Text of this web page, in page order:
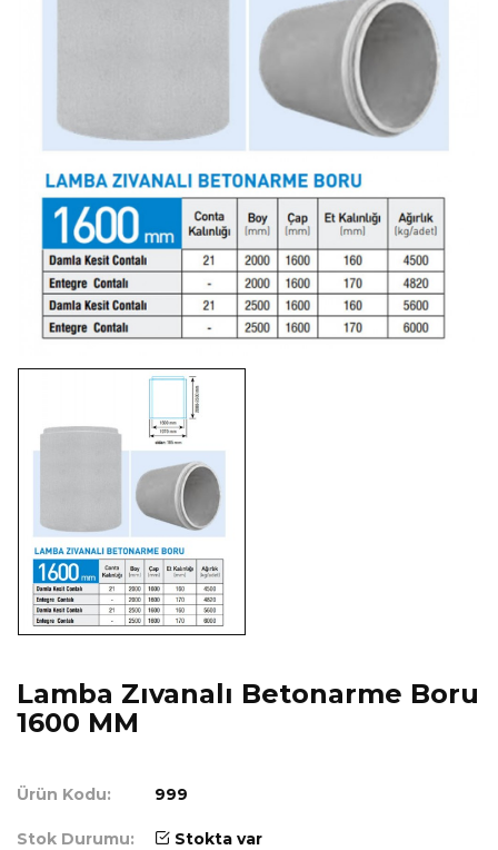
Lamba Zıvanalı Betonarme Boru
1600 MM
Ürün Kodu: 999
Stok Durumu: Stokta var